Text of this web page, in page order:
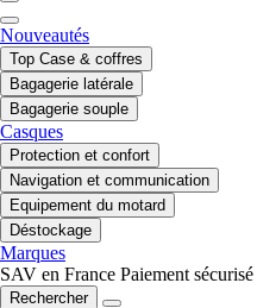
Nouveautés
Top Case & coffres
Bagagerie latérale
Bagagerie souple
Casques
Protection et confort
Navigation et communication
Equipement du motard
Déstockage
Marques
SAV en France Paiement sécurisé
Rechercher